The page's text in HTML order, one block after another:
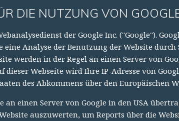
DIE NUTZUNG VON
der Google Inc. ("Google").
Analyse der Benutzung der Website
werden in der Regel an einen Server von
Webseite wird Ihre IP-Adresse von
des Abkommens über den Europäischen
einen Server von Google in den USA
auszuwerten, um Reports über die